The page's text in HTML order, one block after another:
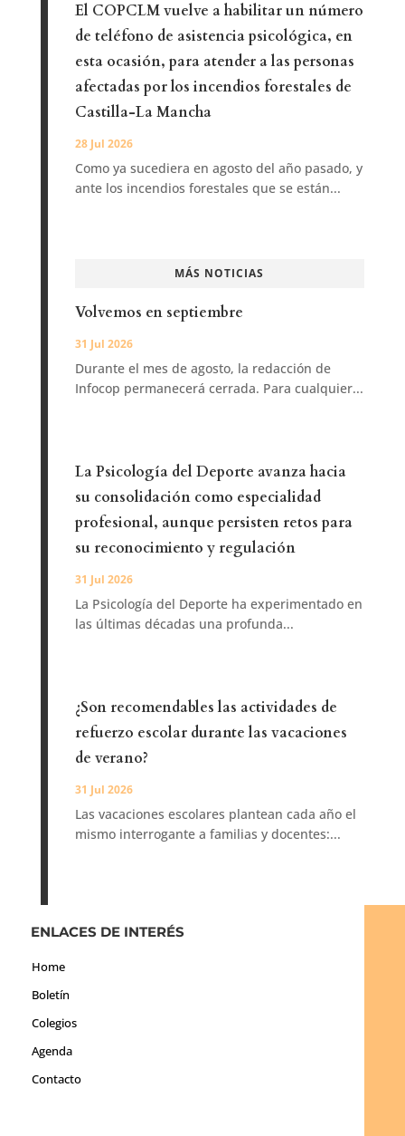
El COPCLM vuelve a habilitar un número
de teléfono de asistencia psicológica, en
esta ocasión, para atender a las personas
afectadas por los incendios forestales de
Castilla-La Mancha
28 Jul 2026
Como ya sucediera en agosto del año pasado, y
ante los incendios forestales que se están...
MÁS NOTICIAS
Volvemos en septiembre
31 Jul 2026
Durante el mes de agosto, la redacción de
Infocop permanecerá cerrada. Para cualquier...
La Psicología del Deporte avanza hacia
su consolidación como especialidad
profesional, aunque persisten retos para
su reconocimiento y regulación
31 Jul 2026
La Psicología del Deporte ha experimentado en
las últimas décadas una profunda...
¿Son recomendables las actividades de
refuerzo escolar durante las vacaciones
de verano?
31 Jul 2026
Las vacaciones escolares plantean cada año el
mismo interrogante a familias y docentes:...
ENLACES DE INTERÉS
Home
Boletín
Colegios
Agenda
Contacto